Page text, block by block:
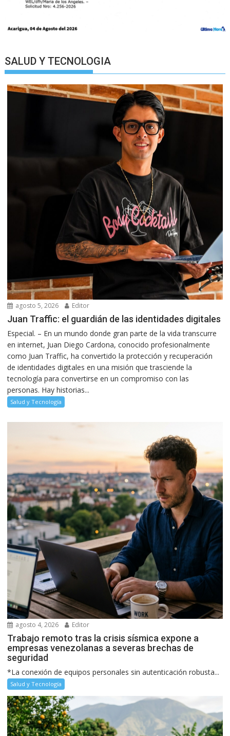
SALUD Y TECNOLOGIA
agosto 5, 2026 Editor
Juan Traffic: el guardián de las identidades digitales
Especial. – En un mundo donde gran parte de la vida transcurre
en internet, Juan Diego Cardona, conocido profesionalmente
como Juan Traffic, ha convertido la protección y recuperación
de identidades digitales en una misión que trasciende la
tecnología para convertirse en un compromiso con las
personas. Hay historias...
Salud y Tecnología
agosto 4, 2026 Editor
Trabajo remoto tras la crisis sísmica expone a
empresas venezolanas a severas brechas de
seguridad
*La conexión de equipos personales sin autenticación robusta...
Salud y Tecnología